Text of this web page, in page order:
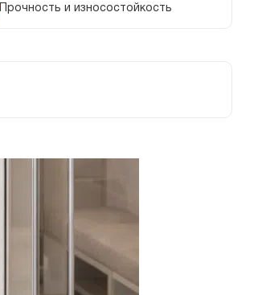
Прочность и износостойкость